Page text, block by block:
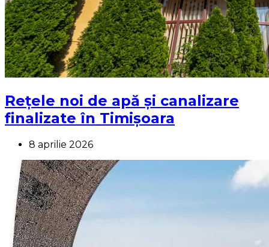
Rețele noi de apă și canalizare
finalizate în Timișoara
8 aprilie 2026